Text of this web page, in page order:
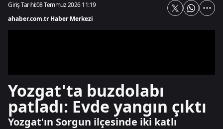
Giriş Tarihi:08 Temmuz 2026 11:19
ahaber.com.tr Haber Merkezi
Yozgat'ta buzdolabı
patladı: Evde yangın çıktı
Yozgat'ın Sorgun ilçesinde iki katlı